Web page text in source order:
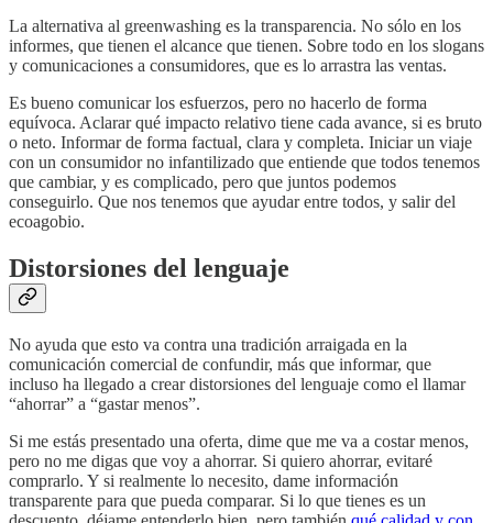
La alternativa al greenwashing es la transparencia. No sólo en los
informes, que tienen el alcance que tienen. Sobre todo en los slogans
y comunicaciones a consumidores, que es lo arrastra las ventas.
Es bueno comunicar los esfuerzos, pero no hacerlo de forma
equívoca. Aclarar qué impacto relativo tiene cada avance, si es bruto
o neto. Informar de forma factual, clara y completa. Iniciar un viaje
con un consumidor no infantilizado que entiende que todos tenemos
que cambiar, y es complicado, pero que juntos podemos
conseguirlo. Que nos tenemos que ayudar entre todos, y salir del
ecoagobio.
Distorsiones del lenguaje
No ayuda que esto va contra una tradición arraigada en la
comunicación comercial de confundir, más que informar, que
incluso ha llegado a crear distorsiones del lenguaje como el llamar
“ahorrar” a “gastar menos”.
Si me estás presentado una oferta, dime que me va a costar menos,
pero no me digas que voy a ahorrar. Si quiero ahorrar, evitaré
comprarlo. Y si realmente lo necesito, dame información
transparente para que pueda comparar. Si lo que tienes es un